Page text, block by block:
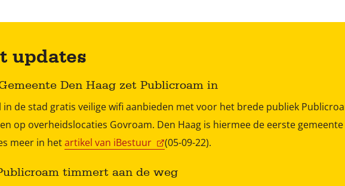
updates
Den Haag zet Publicroam in
in de stad gratis veilige wifi aanbieden met voor het brede publiek
op overheidslocaties Govroam. Den Haag is hiermee de eerste
meer in hetartikel van iBestuur (05-09-22).
timmert aan de weg